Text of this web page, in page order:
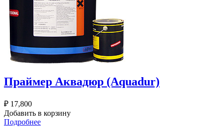
Праймер Аквадюр (Aquadur)
₽ 17,800
Добавить в корзину
Подробнее